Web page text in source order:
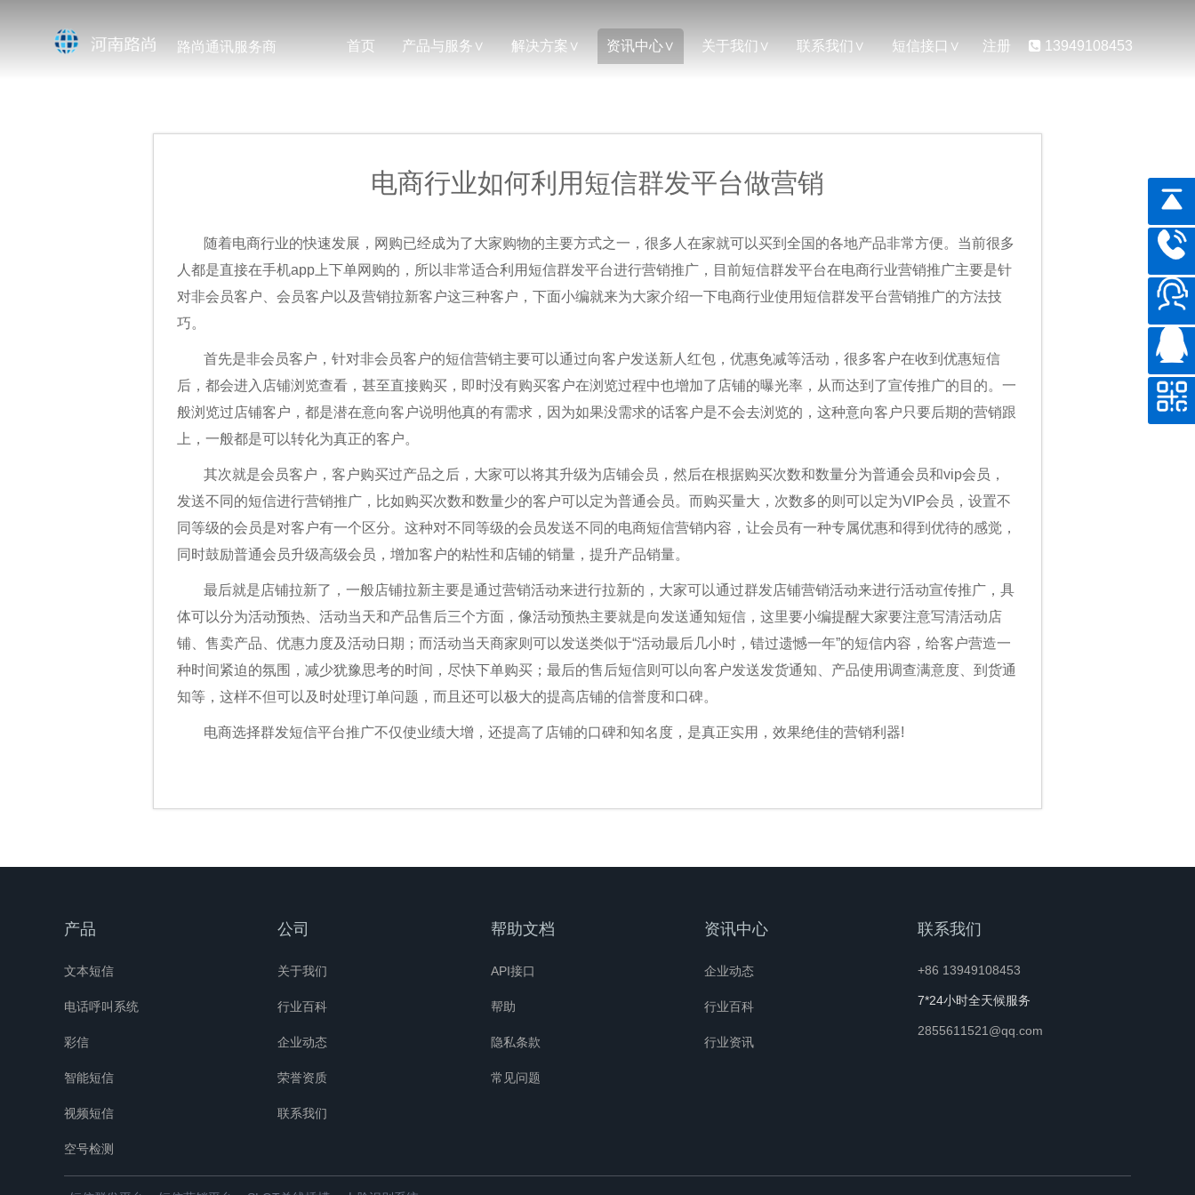
路尚通讯服务商 首页 产品与服务 解决方案 资讯中心 关于我们 联系我们 短信接口 注册 13949108453
电商行业如何利用短信群发平台做营销
随着电商行业的快速发展，网购已经成为了大家购物的主要方式之一，很多人在家就可以买到全国的各地产品非常方便。当前很多
人都是直接在手机app上下单网购的，所以非常适合利用短信群发平台进行营销推广，目前短信群发平台在电商行业营销推广主要是针
对非会员客户、会员客户以及营销拉新客户这三种客户，下面小编就来为大家介绍一下电商行业使用短信群发平台营销推广的方法技
巧。
首先是非会员客户，针对非会员客户的短信营销主要可以通过向客户发送新人红包，优惠免减等活动，很多客户在收到优惠短信
后，都会进入店铺浏览查看，甚至直接购买，即时没有购买客户在浏览过程中也增加了店铺的曝光率，从而达到了宣传推广的目的。一
般浏览过店铺客户，都是潜在意向客户说明他真的有需求，因为如果没需求的话客户是不会去浏览的，这种意向客户只要后期的营销跟
上，一般都是可以转化为真正的客户。
其次就是会员客户，客户购买过产品之后，大家可以将其升级为店铺会员，然后在根据购买次数和数量分为普通会员和vip会员，
发送不同的短信进行营销推广，比如购买次数和数量少的客户可以定为普通会员。而购买量大，次数多的则可以定为VIP会员，设置不
同等级的会员是对客户有一个区分。这种对不同等级的会员发送不同的电商短信营销内容，让会员有一种专属优惠和得到优待的感觉，
同时鼓励普通会员升级高级会员，增加客户的粘性和店铺的销量，提升产品销量。
最后就是店铺拉新了，一般店铺拉新主要是通过营销活动来进行拉新的，大家可以通过群发店铺营销活动来进行活动宣传推广，具
体可以分为活动预热、活动当天和产品售后三个方面，像活动预热主要就是向发送通知短信，这里要小编提醒大家要注意写清活动店
铺、售卖产品、优惠力度及活动日期；而活动当天商家则可以发送类似于“活动最后几小时，错过遗憾一年”的短信内容，给客户营造一
种时间紧迫的氛围，减少犹豫思考的时间，尽快下单购买；最后的售后短信则可以向客户发送发货通知、产品使用调查满意度、到货通
知等，这样不但可以及时处理订单问题，而且还可以极大的提高店铺的信誉度和口碑。
电商选择群发短信平台推广不仅使业绩大增，还提高了店铺的口碑和知名度，是真正实用，效果绝佳的营销利器!
产品
文本短信
电话呼叫系统
彩信
智能短信
视频短信
空号检测
公司
关于我们
行业百科
企业动态
荣誉资质
联系我们
帮助文档
API接口
帮助
隐私条款
常见问题
资讯中心
企业动态
行业百科
行业资讯
联系我们
+86 13949108453
7*24小时全天候服务
2855611521@qq.com